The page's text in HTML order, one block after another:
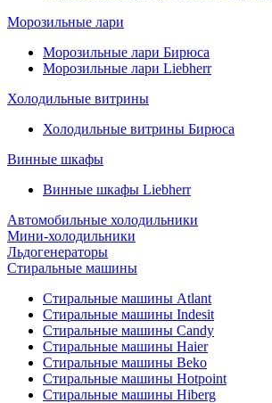
Морозильные лари
Морозильные лари Бирюса
Морозильные лари Liebherr
Холодильные витрины
Холодильные витрины Бирюса
Винные шкафы
Винные шкафы Liebherr
Автомобильные холодильники
Мини-холодильники
Льдогенераторы
Стиральные машины
Стиральные машины Atlant
Стиральные машины Indesit
Стиральные машины Candy
Стиральные машины Haier
Стиральные машины Beko
Стиральные машины Hotpoint
Стиральные машины Hiberg